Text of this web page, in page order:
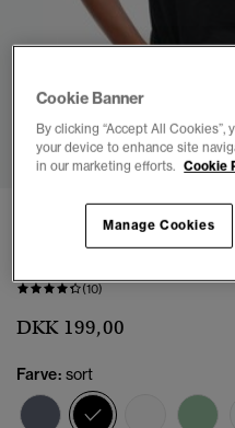
1 2 3
3 FOR KR.499
Broderet Slub T-shirt
(10)
DKK 199,00
Farve: sort
Cookie Banner
By clicking “Accept All
your device to enhance site
in our marketing efforts. Cookie
Manage Cookies